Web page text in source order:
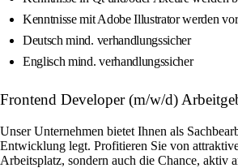
Kenntnisse mit Adobe Illustrator werden
Deutsch mind. verhandlungssicher
Englisch mind. verhandlungssicher
Frontend Developer (m/w/d)
Unser Unternehmen bietet Ihnen als
Entwicklung legt. Profitieren Sie von
Arbeitsplatz, sondern auch die Chance, aktiv